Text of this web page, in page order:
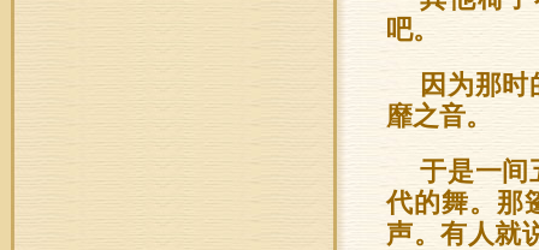
吧。
因为那
靡之音。
于是一间
代的舞。那
声。有人就